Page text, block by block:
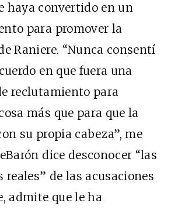
haya convertido en un
para promover la
Raniere. “Nunca consentí
en que fuera una
reclutamiento para
más que para que la
su propia cabeza”, me
dice desconocer “las
de las acusaciones
admite que le ha